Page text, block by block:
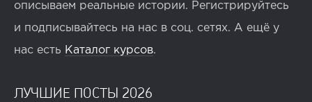
описываем реальные истории. Регистрируйтесь
и подписывайтесь на нас в соц. сетях. А ещё у
нас есть Каталог курсов.
ЛУЧШИЕ ПОСТЫ 2026